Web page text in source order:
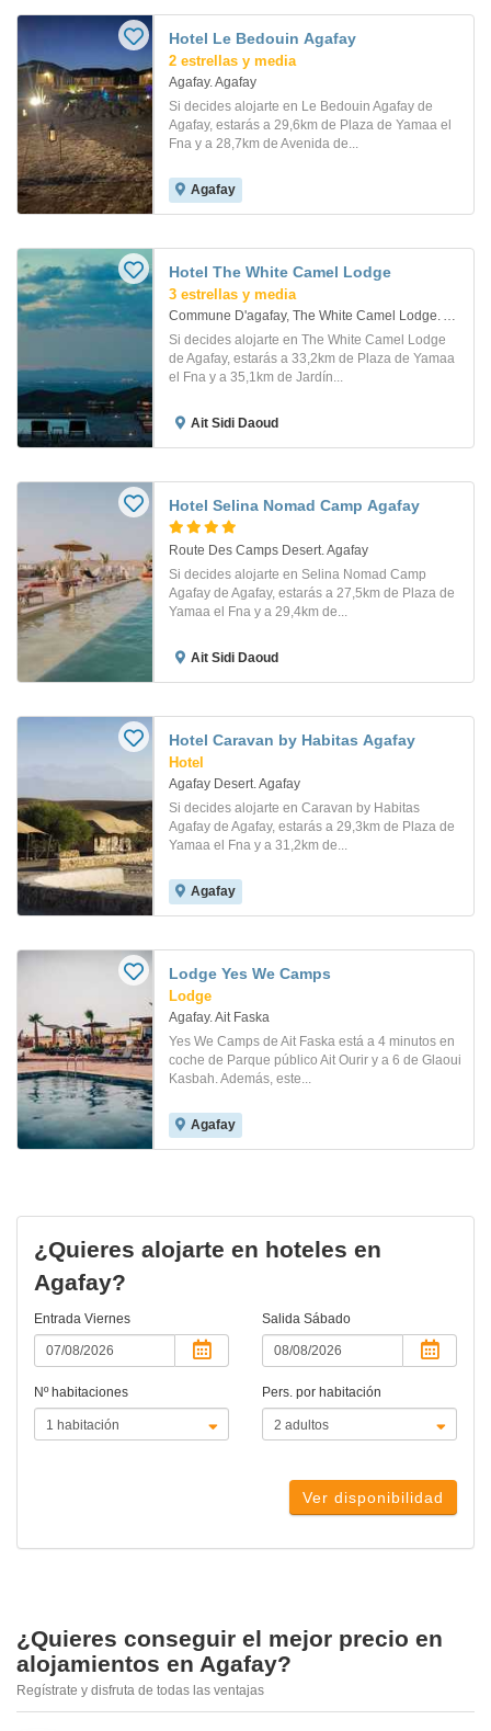
Hotel Le Bedouin Agafay
2 estrellas y media
Agafay. Agafay
Si decides alojarte en Le Bedouin Agafay de
Agafay, estarás a 29,6km de Plaza de Yamaa el
Fna y a 28,7km de Avenida de...
Agafay
Hotel The White Camel Lodge
3 estrellas y media
Commune D'agafay, The White Camel Lodge. Agafay
Si decides alojarte en The White Camel Lodge
de Agafay, estarás a 33,2km de Plaza de Yamaa
el Fna y a 35,1km de Jardín...
Ait Sidi Daoud
Hotel Selina Nomad Camp Agafay
Route Des Camps Desert. Agafay
Si decides alojarte en Selina Nomad Camp
Agafay de Agafay, estarás a 27,5km de Plaza de
Yamaa el Fna y a 29,4km de...
Ait Sidi Daoud
Hotel Caravan by Habitas Agafay
Hotel
Agafay Desert. Agafay
Si decides alojarte en Caravan by Habitas
Agafay de Agafay, estarás a 29,3km de Plaza de
Yamaa el Fna y a 31,2km de...
Agafay
Lodge Yes We Camps
Lodge
Agafay. Ait Faska
Yes We Camps de Ait Faska está a 4 minutos en
coche de Parque público Ait Ourir y a 6 de Glaoui
Kasbah. Además, este...
Agafay
¿Quieres alojarte en hoteles en
Agafay?
Entrada Viernes Salida Sábado
Nº habitaciones Pers. por habitación
Ver disponibilidad
¿Quieres conseguir el mejor precio en
alojamientos en Agafay?
Regístrate y disfruta de todas las ventajas